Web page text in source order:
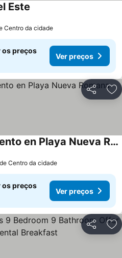
Este
Centro da cidade
os preços
Ver preços
Partilhar
Confortable apartamento en Playa Nueva Romana
Centro da cidade
os preços
Ver preços
Partilhar